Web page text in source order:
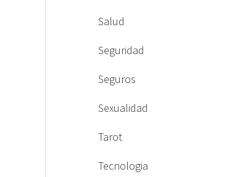
Salud
Seguridad
Seguros
Sexualidad
Tarot
Tecnologia